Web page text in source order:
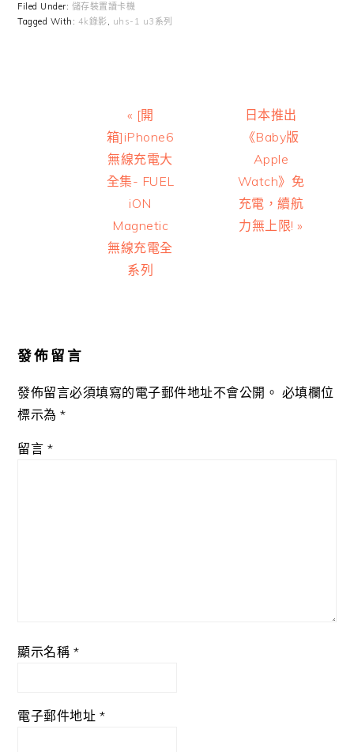
Filed Under: 儲存裝置讀卡機
Tagged With: 4k錄影 , uhs-1 u3系列
Previous
Post:
« [開
箱]iPhone6
無線充電大
全集- FUEL
iON
Magnetic
無線充電全
系列
Next
Post:
日本推出
《Baby版
Apple
Watch》免
充電，續航
力無上限! »
發佈留言
發佈留言必須填寫的電子郵件地址不會公開。 必填欄位
標示為*
留言 *
顯示名稱 *
電子郵件地址 *